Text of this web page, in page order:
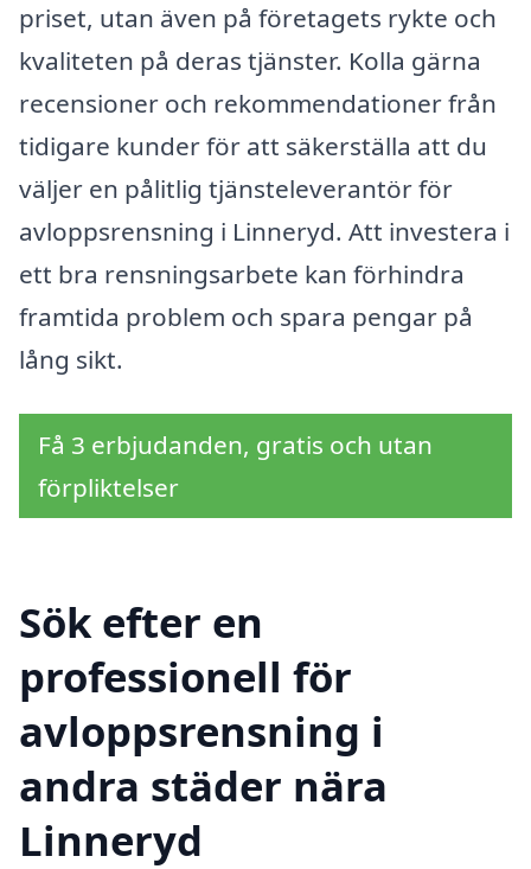
priset, utan även på företagets rykte och
kvaliteten på deras tjänster. Kolla gärna
recensioner och rekommendationer från
tidigare kunder för att säkerställa att du
väljer en pålitlig tjänsteleverantör för
avloppsrensning i Linneryd. Att investera i
ett bra rensningsarbete kan förhindra
framtida problem och spara pengar på
lång sikt.
Få 3 erbjudanden, gratis och utan
förpliktelser
Sök efter en
professionell för
avloppsrensning i
andra städer nära
Linneryd